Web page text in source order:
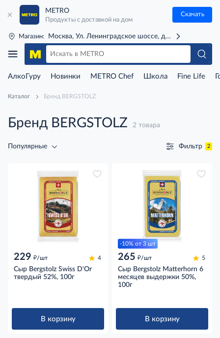
METRO
Продукты с доставкой на дом
Скачать
Магазин: Москва, Ул. Ленинградское шоссе, д. 71Г (м. Речной
АлкоГуру Новинки METRO Chef Школа Fine Life
Каталог Бренд BERGSTOLZ
Бренд BERGSTOLZ 2 товара
Популярные Фильтр 2
229 д/шт 4
Сыр Bergstolz Swiss D'Or
твердый 52%, 100г
В корзину
-10% от 3 шт
265 д/шт 5
Сыр Bergstolz Matterhorn 6
месяцев выдержки 50%,
100г
В корзину